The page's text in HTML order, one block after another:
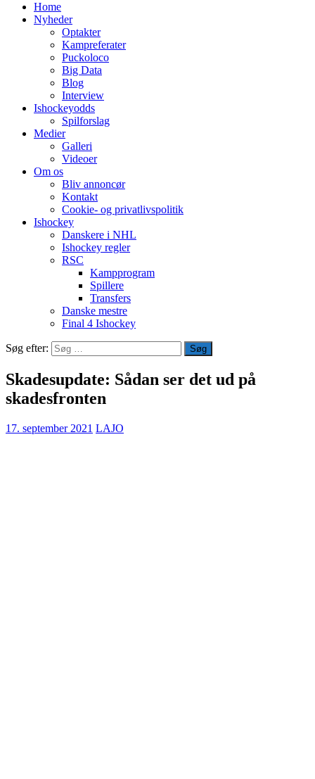
Home
Nyheder
Optakter
Kampreferater
Puckoloco
Big Data
Blog
Interview
Ishockeyodds
Spilforslag
Medier
Galleri
Videoer
Om os
Bliv annoncør
Kontakt
Cookie- og privatlivspolitik
Ishockey
Danskere i NHL
Ishockey regler
RSC
Kampprogram
Spillere
Transfers
Danske mestre
Final 4 Ishockey
Søg efter:
Skadesupdate: Sådan ser det ud på
skadesfronten
17. september 2021 LAJO